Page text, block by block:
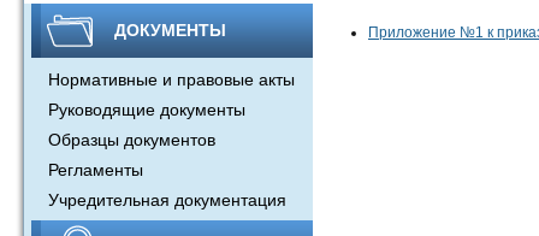
ДОКУМЕНТЫ
Нормативные и правовые акты
Руководящие документы
Образцы документов
Регламенты
Учредительная документация
Приложение №1 к